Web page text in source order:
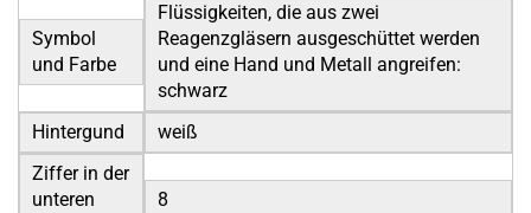
Symbol
und Farbe
Flüssigkeiten, die aus zwei
Reagenzgläsern ausgeschüttet werden
und eine Hand und Metall angreifen:
schwarz
Hintergund
weiß
Ziffer in der
unteren
8